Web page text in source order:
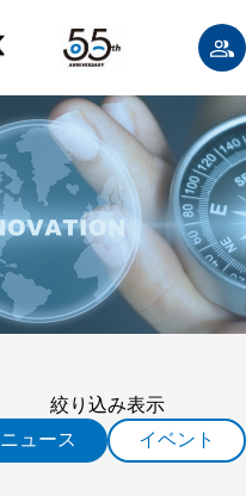
絞り込み表示
ニュース
イベント